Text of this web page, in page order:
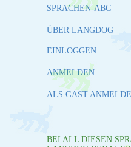
SPRACHEN-ABC
ÜBER LANGDOG
EINLOGGEN
ANMELDEN
ALS GAST
BEI ALL DIESEN